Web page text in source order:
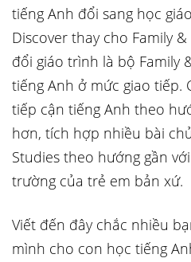
tiếng Anh đổi sang học
Discover thay cho Family
đổi giáo trình là bộ Family
tiếng Anh ở mức giao tiếp.
tiếp cận tiếng Anh theo
hơn, tích hợp nhiều bài
Studies theo hướng gần
trường của trẻ em bản xứ.
Viết đến đây chắc nhiều
mình cho con học tiếng